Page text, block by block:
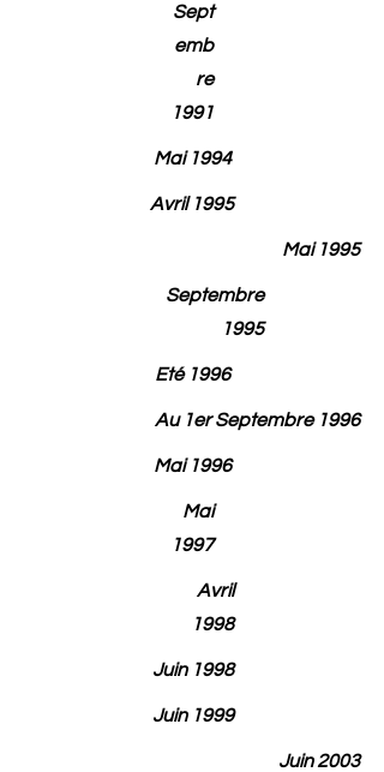
Sept
emb
re
1991
Mai 1994
Avril 1995
Mai 1995
Septembre
1995
Eté 1996
Au 1er Septembre 1996
Mai 1996
Mai
1997
Avril
1998
Juin 1998
Juin 1999
Juin 2003